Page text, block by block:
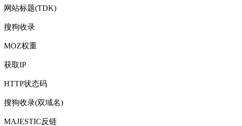
网站标题(TDK)
搜狗收录
MOZ权重
获取IP
HTTP状态码
搜狗收录(双域名)
MAJESTIC反链